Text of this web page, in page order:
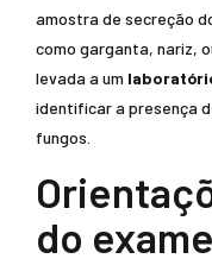
amostra de secreção
como garganta, nariz,
levada a um
identificar a presença
fungos.
do exame